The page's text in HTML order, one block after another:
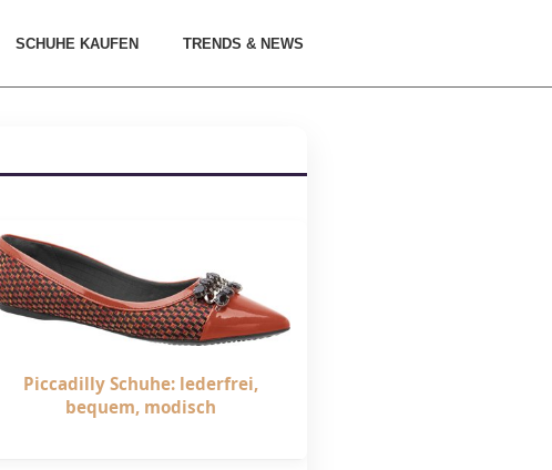
SCHUHE KAUFEN TRENDS & NEWS
Piccadilly Schuhe: lederfrei,
bequem, modisch